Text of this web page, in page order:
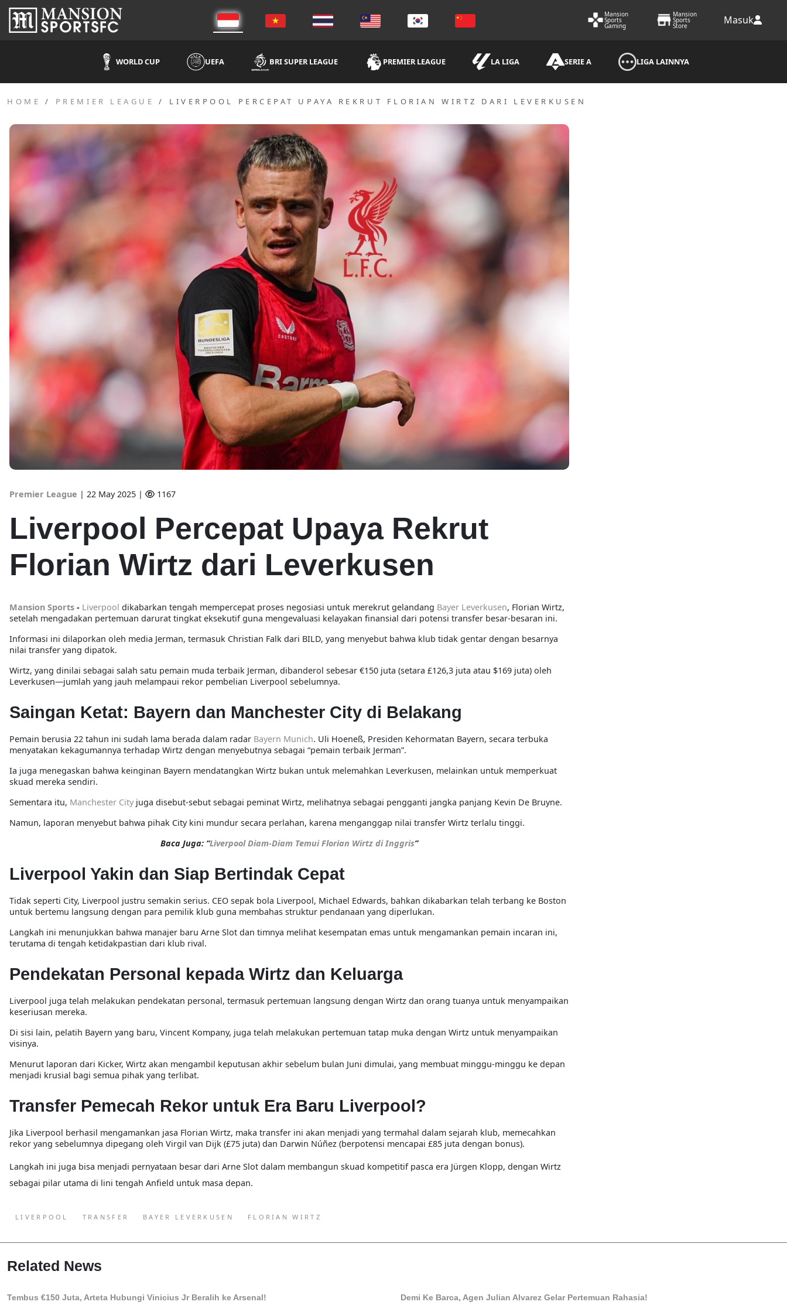
Mansion
Sports
Gaming
Mansion
Sports
Store Masuk
WORLD CUP UEFA BRI SUPER LEAGUE PREMIER LEAGUE LA LIGA SERIE A LIGA LAINNYA
HOME PREMIER LEAGUE LIVERPOOL PERCEPAT UPAYA REKRUT FLORIAN WIRTZ DARI LEVERKUSEN
Premier League | 22 May 2025 | 1167
Liverpool Percepat Upaya Rekrut
Florian Wirtz dari Leverkusen
Mansion Sports - Liverpool dikabarkan tengah mempercepat proses negosiasi untuk merekrut gelandang Bayer Leverkusen, Florian Wirtz,
setelah mengadakan pertemuan darurat tingkat eksekutifguna mengevaluasi kelayakan finansial dari potensi transfer besar-besaran ini.
Informasi ini dilaporkan oleh media Jerman, termasuk Christian Falk dari BILD, yang menyebut bahwa klub tidak gentar dengan besarnya
nilai transfer yang dipatok.
Wirtz, yang dinilai sebagai salah satu pemain muda terbaik Jerman, dibanderol sebesar €150 juta (setara £126,3 juta atau $169 juta) oleh
Leverkusen—jumlah yang jauh melampaui rekor pembelian Liverpool sebelumnya.
Saingan Ketat: Bayern dan Manchester City di Belakang
Pemain berusia 22 tahun ini sudah lama berada dalam radar Bayern Munich. Uli Hoeneß, Presiden Kehormatan Bayern, secara terbuka
menyatakan kekagumannya terhadap Wirtz dengan menyebutnya sebagai “pemain terbaik Jerman”.
Ia juga menegaskan bahwa keinginan Bayern mendatangkan Wirtz bukan untuk melemahkan Leverkusen, melainkan untuk memperkuat
skuad mereka sendiri.
Sementara itu, Manchester City juga disebut-sebut sebagai peminat Wirtz, melihatnya sebagai pengganti jangka panjang Kevin De Bruyne.
Namun, laporan menyebut bahwa pihak City kini mundur secara perlahan, karena menganggap nilai transfer Wirtz terlalu tinggi.
Baca Juga: “Liverpool Diam-Diam Temui Florian Wirtz di Inggris”
Liverpool Yakin dan Siap Bertindak Cepat
Tidak seperti City, Liverpool justru semakin serius. CEO sepak bola Liverpool, Michael Edwards, bahkan dikabarkan telah terbang ke Boston
untuk bertemu langsung dengan para pemilik klub guna membahas struktur pendanaan yang diperlukan.
Langkah ini menunjukkan bahwa manajer baru Arne Slot dan timnya melihat kesempatan emas untuk mengamankan pemain incaran ini,
terutama di tengah ketidakpastian dari klub rival.
Pendekatan Personal kepada Wirtz dan Keluarga
Liverpool juga telah melakukan pendekatan personal, termasuk pertemuan langsung dengan Wirtz dan orang tuanya untuk menyampaikan
keseriusan mereka.
Di sisi lain, pelatih Bayern yang baru, Vincent Kompany, juga telah melakukan pertemuan tatap muka dengan Wirtz untuk menyampaikan
visinya.
Menurut laporan dari Kicker, Wirtz akan mengambil keputusan akhir sebelum bulan Juni dimulai, yang membuat minggu-minggu ke depan
menjadi krusial bagi semua pihak yang terlibat.
Transfer Pemecah Rekor untuk Era Baru Liverpool?
Jika Liverpool berhasil mengamankan jasa Florian Wirtz, maka transfer ini akan menjadi yang termahal dalam sejarah klub, memecahkan
rekor yang sebelumnya dipegang oleh Virgil van Dijk (£75 juta) dan Darwin Núñez (berpotensi mencapai £85 juta dengan bonus).
Langkah ini juga bisa menjadi pernyataan besar dari Arne Slot dalam membangun skuad kompetitif pasca era Jürgen Klopp, dengan Wirtz
sebagai pilar utama di lini tengah Anfield untuk masa depan.
LIVERPOOL TRANSFER BAYER LEVERKUSEN FLORIAN WIRTZ
Related News
Tembus €150 Juta, Arteta Hubungi Vinicius Jr Beralih ke Arsenal! Demi Ke Barca, Agen Julian Alvarez Gelar Pertemuan Rahasia!